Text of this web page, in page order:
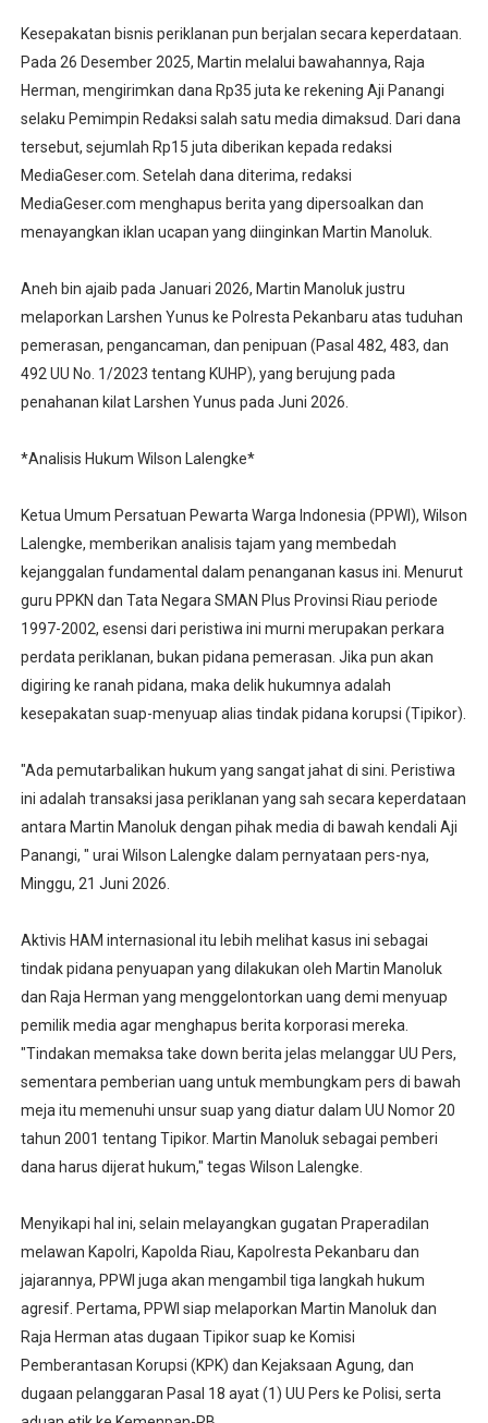
Kesepakatan bisnis periklanan pun berjalan secara keperdataan.
Pada 26 Desember 2025, Martin melalui bawahannya, Raja
Herman, mengirimkan dana Rp35 juta ke rekening Aji Panangi
selaku Pemimpin Redaksi salah satu media dimaksud. Dari dana
tersebut, sejumlah Rp15 juta diberikan kepada redaksi
MediaGeser.com. Setelah dana diterima, redaksi
MediaGeser.com menghapus berita yang dipersoalkan dan
menayangkan iklan ucapan yang diinginkan Martin Manoluk.
Aneh bin ajaib pada Januari 2026, Martin Manoluk justru
melaporkan Larshen Yunus ke Polresta Pekanbaru atas tuduhan
pemerasan, pengancaman, dan penipuan (Pasal 482, 483, dan
492 UU No. 1/2023 tentang KUHP), yang berujung pada
penahanan kilat Larshen Yunus pada Juni 2026.
*Analisis Hukum Wilson Lalengke*
Ketua Umum Persatuan Pewarta Warga Indonesia (PPWI), Wilson
Lalengke, memberikan analisis tajam yang membedah
kejanggalan fundamental dalam penanganan kasus ini. Menurut
guru PPKN dan Tata Negara SMAN Plus Provinsi Riau periode
1997-2002, esensi dari peristiwa ini murni merupakan perkara
perdata periklanan, bukan pidana pemerasan. Jika pun akan
digiring ke ranah pidana, maka delik hukumnya adalah
kesepakatan suap-menyuap alias tindak pidana korupsi (Tipikor).
"Ada pemutarbalikan hukum yang sangat jahat di sini. Peristiwa
ini adalah transaksi jasa periklanan yang sah secara keperdataan
antara Martin Manoluk dengan pihak media di bawah kendali Aji
Panangi, " urai Wilson Lalengke dalam pernyataan pers-nya,
Minggu, 21 Juni 2026.
Aktivis HAM internasional itu lebih melihat kasus ini sebagai
tindak pidana penyuapan yang dilakukan oleh Martin Manoluk
dan Raja Herman yang menggelontorkan uang demi menyuap
pemilik media agar menghapus berita korporasi mereka.
"Tindakan memaksa take down berita jelas melanggar UU Pers,
sementara pemberian uang untuk membungkam pers di bawah
meja itu memenuhi unsur suap yang diatur dalam UU Nomor 20
tahun 2001 tentang Tipikor. Martin Manoluk sebagai pemberi
dana harus dijerat hukum," tegas Wilson Lalengke.
Menyikapi hal ini, selain melayangkan gugatan Praperadilan
melawan Kapolri, Kapolda Riau, Kapolresta Pekanbaru dan
jajarannya, PPWI juga akan mengambil tiga langkah hukum
agresif. Pertama, PPWI siap melaporkan Martin Manoluk dan
Raja Herman atas dugaan Tipikor suap ke Komisi
Pemberantasan Korupsi (KPK) dan Kejaksaan Agung, dan
dugaan pelanggaran Pasal 18 ayat (1) UU Pers ke Polisi, serta